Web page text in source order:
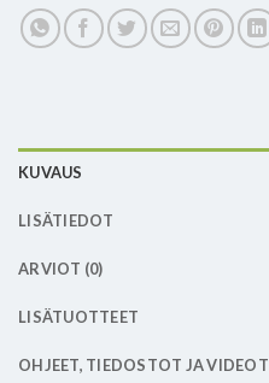
KUVAUS
LISÄTIEDOT
ARVIOT (0)
LISÄTUOTTEET
OHJEET, TIEDOSTOT JA VIDEOT